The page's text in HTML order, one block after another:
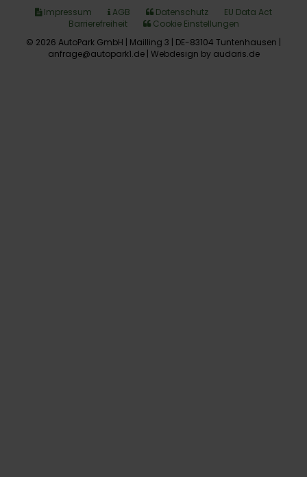
Impressum
AGB Datenschutz
EU Data Act
Barrierefreiheit
Cookie Einstellungen
© 2026 AutoPark GmbH | Mailling 3 | DE-83104 Tuntenhausen |
anfrage@autopark1.de | Webdesign by audaris.de